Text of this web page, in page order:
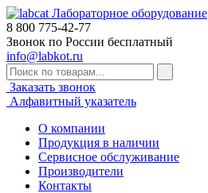
Лабораторное оборудование
8 800 775-42-77
Звонок по России бесплатный
info@labkot.ru
Заказать звонок
Алфавитный указатель
О компании
Продукция в наличии
Сервисное обслуживание
Производители
Контакты